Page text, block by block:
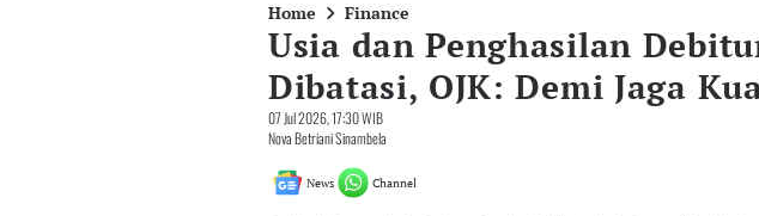
Home Finance
Usia dan Penghasilan
Dibatasi, OJK: Demi Jaga
07 Jul 2026, 17:30 WIB
Nova Betriani Sinambela
News Channel